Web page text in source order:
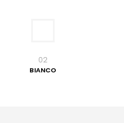
02
BIANCO